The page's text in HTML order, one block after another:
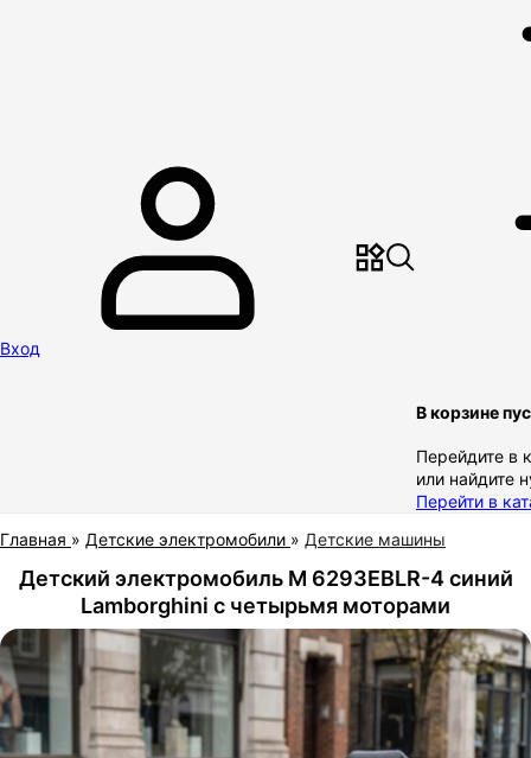
Вход
В корзине
Перейдите в
или найдите
Перейти в
Главная » Детские электромобили » Детские машины
Детский электромобиль M 6293EBLR-4 синий
Lamborghini с четырьмя моторами